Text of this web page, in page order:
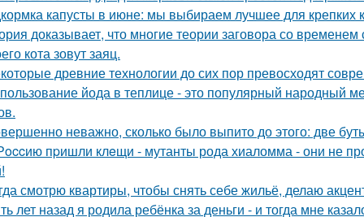
капусты в июне: мы выбираем лучшее для крепких
доказывает, что многие теории заговора со
кота зовут заяц.
древние технологии до сих пор превосходят
йода в теплице - это популярный народный
неважно, сколько было выпито до этого: две
пpишли клeщи - мутанты рода хиаломма - они не
смотрю квартиры, чтобы снять себе жильё, делаю
лет назад я родила ребёнка за деньги - и тогда мне